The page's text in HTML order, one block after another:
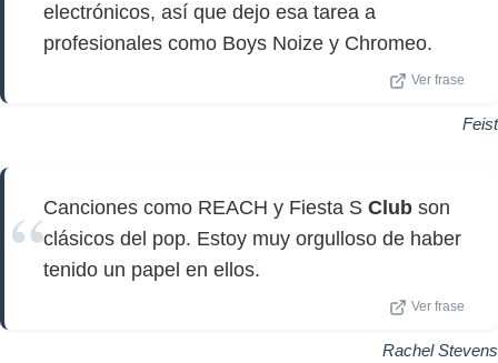
electrónicos, así que dejo esa tarea a
profesionales como Boys Noize y Chromeo.
Ver frase
Feist
Canciones como REACH y Fiesta S Club son
clásicos del pop. Estoy muy orgulloso de haber
tenido un papel en ellos.
Ver frase
Rachel Stevens